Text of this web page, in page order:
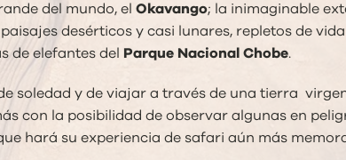
del mundo, el Okavango; la inimaginable
desérticos y casi lunares, repletos de
de elefantes del Parque Nacional Chobe.
soledad y de viajar a través de una tierra
con la posibilidad de observar algunas en
hará su experiencia de safari aún más